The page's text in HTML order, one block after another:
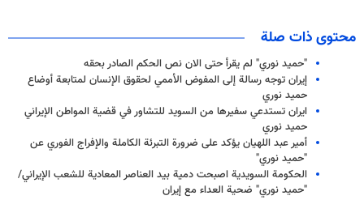
محتوى ذات صلة
"حميد نوري" لم يقرأ حتى الان نص الحكم الصادر بحقه
إيران توجه رسالة إلى المفوض الأممي لحقوق الإنسان لمتابعة أوضاع
حميد نوري
ايران تستدعي سفيرها من السويد للتشاور في قضية المواطن الإيراني
حميد نوري
أمير عبد اللهيان يؤكد على ضرورة التبرئة الكاملة والإفراج الفوري عن
"حميد نوري"
الحكومة السويدية اصبحت دمية بيد العناصر المعادية للشعب الإيراني/
"حميد نوري" ضحية العداء مع إيران